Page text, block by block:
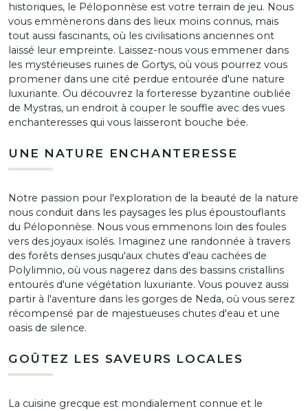
historiques, le Péloponnèse est votre terrain de jeu. Nous
vous emmènerons dans des lieux moins connus, mais
tout aussi fascinants, où les civilisations anciennes ont
laissé leur empreinte. Laissez-nous vous emmener dans
les mystérieuses ruines de Gortys, où vous pourrez vous
promener dans une cité perdue entourée d'une nature
luxuriante. Ou découvrez la forteresse byzantine oubliée
de Mystras, un endroit à couper le souffle avec des vues
enchanteresses qui vous laisseront bouche bée.
UNE NATURE ENCHANTERESSE
Notre passion pour l'exploration de la beauté de la nature
nous conduit dans les paysages les plus époustouflants
du Péloponnèse. Nous vous emmenons loin des foules
vers des joyaux isolés. Imaginez une randonnée à travers
des forêts denses jusqu'aux chutes d'eau cachées de
Polylimnio, où vous nagerez dans des bassins cristallins
entourés d'une végétation luxuriante. Vous pouvez aussi
partir à l'aventure dans les gorges de Neda, où vous serez
récompensé par de majestueuses chutes d'eau et une
oasis de silence.
GOÛTEZ LES SAVEURS LOCALES
La cuisine grecque est mondialement connue et le